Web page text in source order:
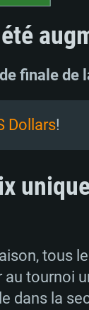
finale de
Dollars!
tous
tournoi
dans la